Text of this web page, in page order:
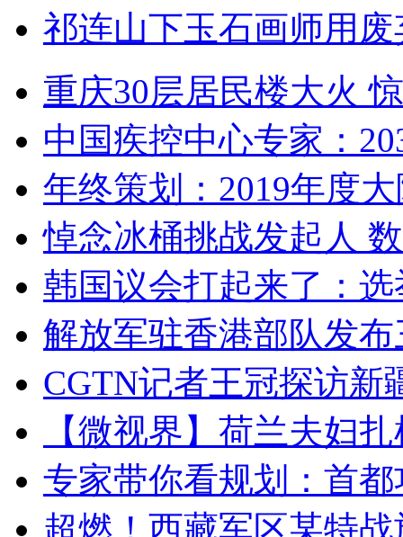
祁连山下玉石画师用
重庆30层居民楼大火
中国疾控中心专家：
年终策划：2019年度
悼念冰桶挑战发起人
韩国议会打起来了：
解放军驻香港部队发
CGTN记者王冠探访新
【微视界】荷兰夫妇
专家带你看规划：首
超燃！西藏军区某特